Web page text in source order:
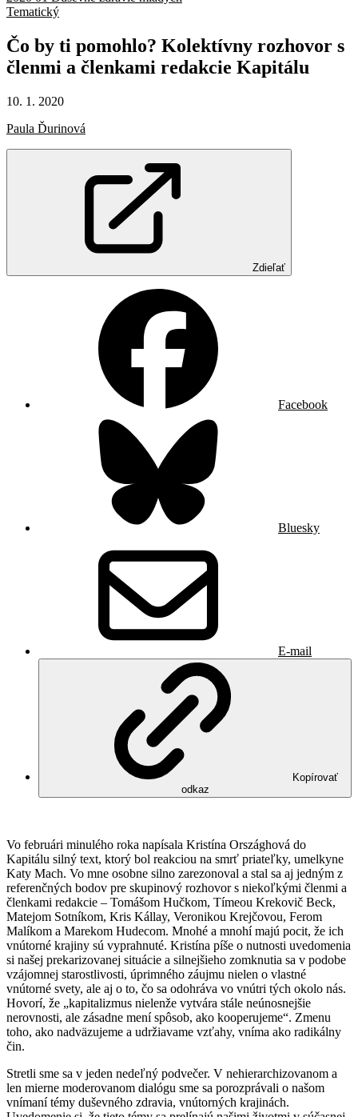
Tematický
Čo by ti pomohlo? Kolektívny rozhovor s
členmi a členkami redakcie Kapitálu
10. 1. 2020
Paula Ďurinová
Zdieľať
Facebook
Bluesky
E-mail
Kopírovať
odkaz
Vo februári minulého roka napísala Kristína Országhová do
Kapitálu silný text, ktorý bol reakciou na smrť priateľky, umelkyne
Katy Mach. Vo mne osobne silno zarezonoval a stal sa aj jedným z
referenčných bodov pre skupinový rozhovor s niekoľkými členmi a
členkami redakcie – Tomášom Hučkom, Tímeou Krekovič Beck,
Matejom Sotníkom, Kris Kállay, Veronikou Krejčovou, Ferom
Malíkom a Marekom Hudecom. Mnohé a mnohí majú pocit, že ich
vnútorné krajiny sú vyprahnuté. Kristína píše o nutnosti uvedomenia
si našej prekarizovanej situácie a silnejšieho zomknutia sa v podobe
vzájomnej starostlivosti, úprimného záujmu nielen o vlastné
vnútorné svety, ale aj o to, čo sa odohráva vo vnútri tých okolo nás.
Hovorí, že „kapitalizmus nielenže vytvára stále neúnosnejšie
nerovnosti, ale zásadne mení spôsob, ako kooperujeme“. Zmenu
toho, ako nadväzujeme a udržiavame vzťahy, vníma ako radikálny
čin.
Stretli sme sa v jeden nedeľný podvečer. V nehierarchizovanom a
len mierne moderovanom dialógu sme sa porozprávali o našom
vnímaní témy duševného zdravia, vnútorných krajinách.